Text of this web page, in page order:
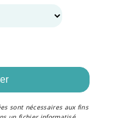
sont nécessaires aux fins